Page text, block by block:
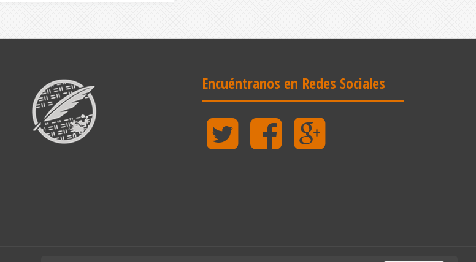
Encuéntranos en Redes Sociales
Twitter Facebook
Google